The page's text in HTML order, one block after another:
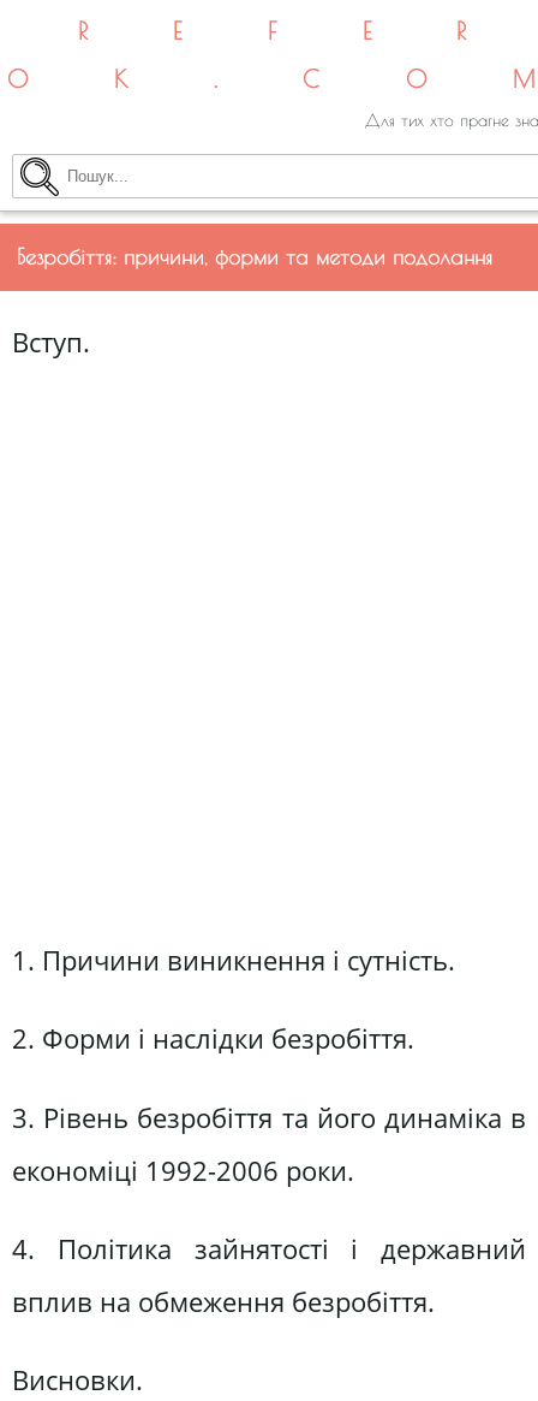
Для тих хто прагне
Безробіття: причини, форми та методи подолання
Вступ.
1. Причини виникнення і сутність.
2. Форми і наслідки безробіття.
3. Рівень безробіття та його динаміка в
економіці 1992-2006 роки.
4. Політика зайнятості і державний
вплив на обмеження безробіття.
Висновки.